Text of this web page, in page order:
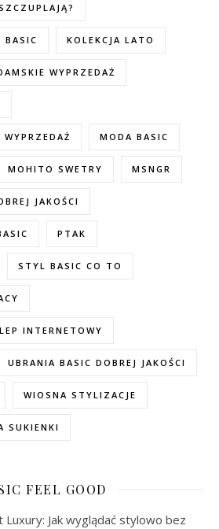
BASIC KOLEKCJA LATO
WYPRZEDAŻ
MODA BASIC
MOHITO SWETRY MSNGR
JAKOŚCI
PTAK
STYL BASIC CO TO
INTERNETOWY
UBRANIA BASIC DOBREJ JAKOŚCI
WIOSNA STYLIZACJE
SUKIENKI
FEEL GOOD
Luxury: Jak wyglądać stylowo bez